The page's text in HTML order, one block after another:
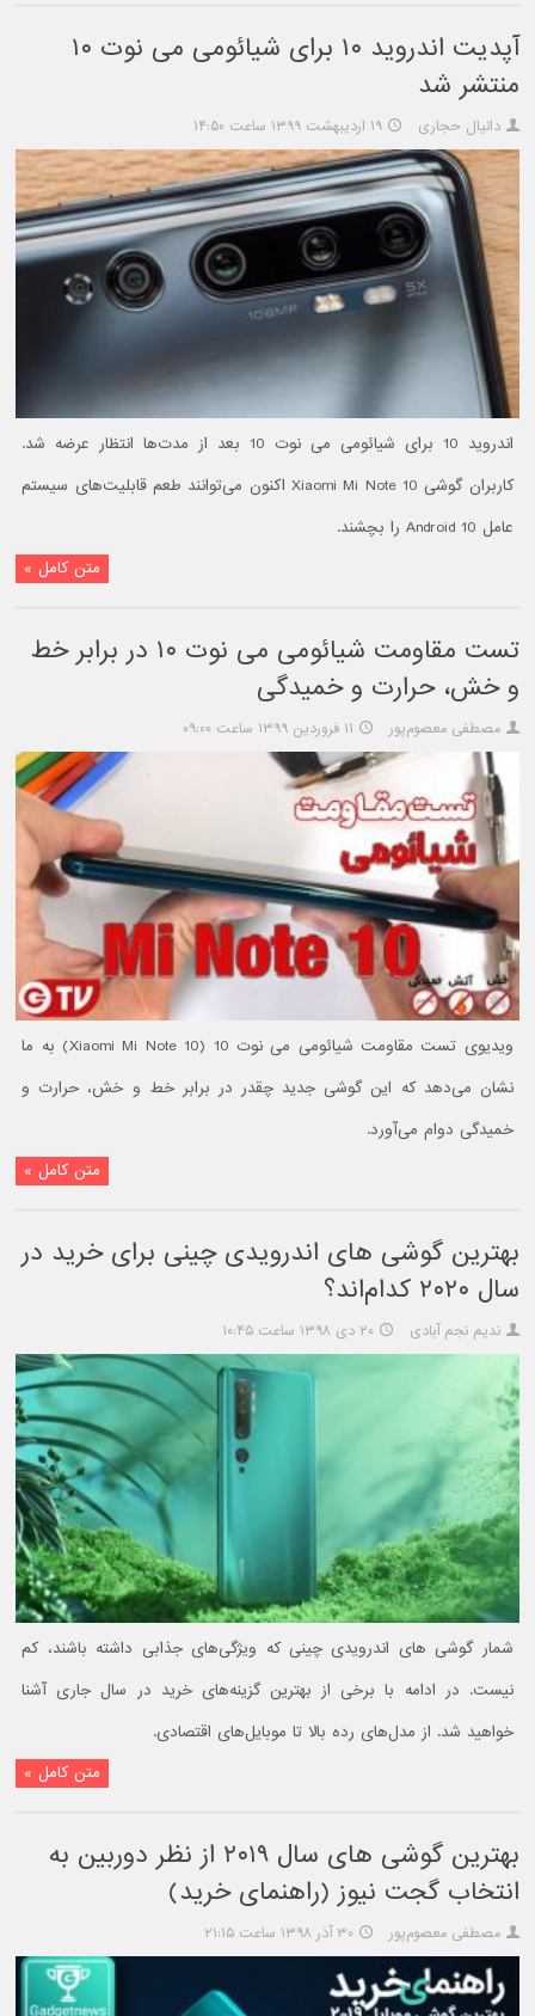
آپدیت اندروید ۱۰ برای شیائومی می نوت ۱۰
منتشر شد
دانیال حجاری ۱۹ اردیبهشت ۱۳۹۹ ساعت ۱۴:۵۰
اندروید 10 برای شیائومی می نوت 10 بعد از مدت‌ها انتظار عرضه شد.
کاربران گوشی Xiaomi Mi Note 10 اکنون می‌توانند طعم قابلیت‌های سیستم
عامل Android 10 را بچشند.
متن کامل »
تست مقاومت شیائومی می نوت ۱۰ در برابر خط
و خش، حرارت و خمیدگی
مصطفی معصوم‌پور ۱۱ فروردین ۱۳۹۹ ساعت ۰۹:۰۰
ویدیوی تست مقاومت شیائومی می نوت 10 (Xiaomi Mi Note 10) به ما
نشان می‌دهد که این گوشی جدید چقدر در برابر خط و خش، حرارت و
خمیدگی دوام می‌آورد.
متن کامل »
بهترین گوشی های اندرویدی چینی برای خرید در
سال ۲۰۲۰ کدام‌اند؟
ندیم نجم آبادی ۲۰ دی ۱۳۹۸ ساعت ۱۰:۴۵
شمار گوشی های اندرویدی چینی که ویژگی‌‌های جذابی داشته باشند، کم
نیست. در ادامه با برخی از بهترین گزینه‌های خرید در سال جاری آشنا
خواهید شد. از مدل‌های رده بالا تا موبایل‌های اقتصادی.
متن کامل »
بهترین گوشی های سال ۲۰۱۹ از نظر دوربین به
انتخاب گجت نیوز (راهنمای خرید)
مصطفی معصوم‌پور ۳۰ آذر ۱۳۹۸ ساعت ۲۱:۱۵